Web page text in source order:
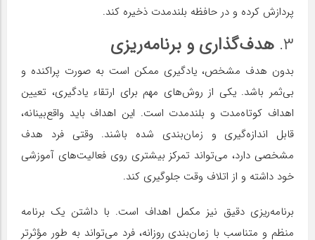
پردازش کرده و در حافظه بلندمدت ذخیره کند.
۳. هدف‌گذاری و برنامه‌ریزی
بدون هدف مشخص، یادگیری ممکن است به صورت پراکنده و
بی‌ثمر باشد. یکی از روش‌های مهم برای ارتقاء یادگیری، تعیین
اهداف کوتاه‌مدت و بلندمدت است. این اهداف باید واقع‌بینانه،
قابل اندازه‌گیری و زمان‌بندی شده باشند. وقتی فرد هدف
مشخصی دارد، می‌تواند تمرکز بیشتری روی فعالیت‌های آموزشی
خود داشته و از اتلاف وقت جلوگیری کند.
برنامه‌ریزی دقیق نیز مکمل اهداف است. با داشتن یک برنامه
منظم و متناسب با زمان‌بندی روزانه، فرد می‌تواند به طور مؤثرتر